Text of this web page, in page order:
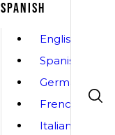
SPANISH
English
Spanish
German
French
Italian